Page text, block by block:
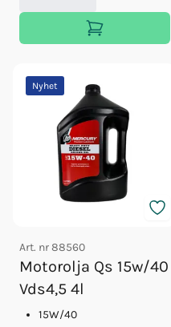
Nyhet
Art. nr88560
Motorolja Qs 15w/40
Vds4,5 4l
15W/40